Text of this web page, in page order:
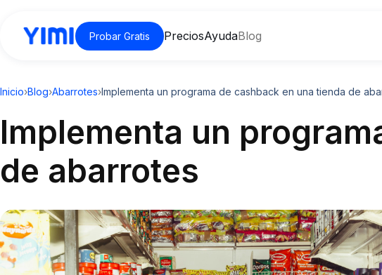
Probar Gratis PreciosAyudaBlog
Inicio›Blog›Abarrotes›Implementa un programa de cashback en una tienda de
Implementa un
de abarrotes